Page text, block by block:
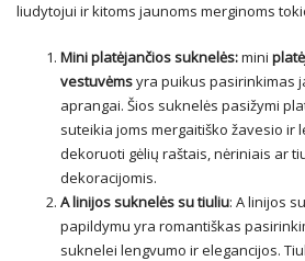
liudytojui ir kitoms jaunoms merginoms
Mini platėjančios suknelės:mini
vestuvėmsyra puikus pasirinkimas
aprangai. Šios suknelės pasižymi
suteikia joms mergaitiško žavesio ir
dekoruoti gėlių raštais, nėriniais ar
dekoracijomis.
A linijos suknelės su tiuliu: A linijos
papildymu yra romantiškas
suknelei lengvumo ir elegancijos.